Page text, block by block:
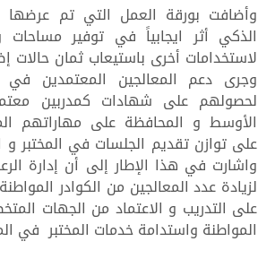
وأضافت بورقة العمل التي تم عرضها
الذكي أثر ايجابياً في توفير
لاستخدامات أخرى باستيعاب ثمان حالات
وجرى دعم المعالجين المعتمدين في
لحصولهم على شهادات كمدربين
الأوسط و المحافظة على مهاراتهم
على توازن تقديم الجلسات في المختبر و
واشارت في هذا الإطار إلى أن إدارة
لزيادة عدد المعالجين من الكوادر
على التدريب و الاعتماد من الجهات
المواطنة واستدامة خدمات المختبر في